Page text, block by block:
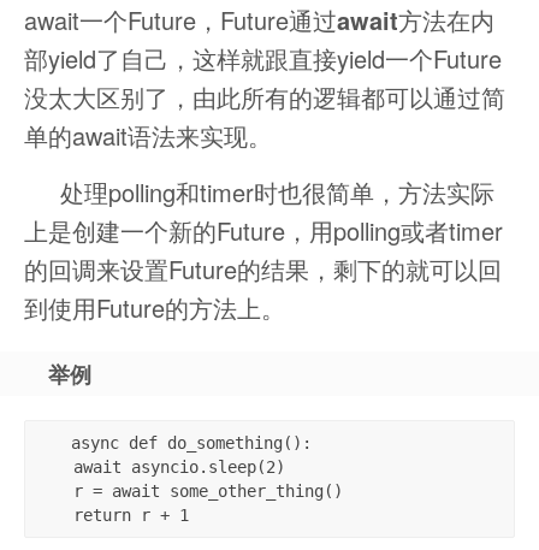
await一个Future，Future通过await方法在内
部yield了自己，这样就跟直接yield一个Future
没太大区别了，由此所有的逻辑都可以通过简
单的await语法来实现。
处理polling和timer时也很简单，方法实际
上是创建一个新的Future，用polling或者timer
的回调来设置Future的结果，剩下的就可以回
到使用Future的方法上。
举例
async def do_something():
    return r + 1